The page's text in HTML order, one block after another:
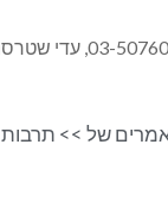
של >> תרבות